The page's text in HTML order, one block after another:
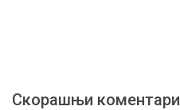
Скорашњи коментари